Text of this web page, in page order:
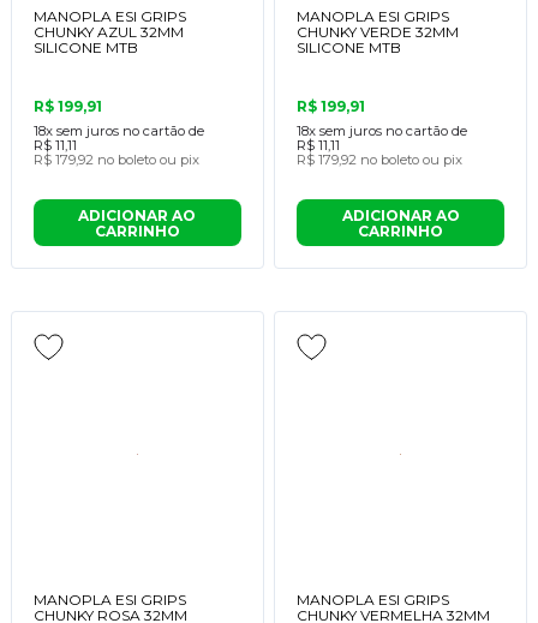
MANOPLA ESI GRIPS
CHUNKY AZUL 32MM
SILICONE MTB
R$ 199,91
18x sem juros no cartão de
R$ 11,11
R$ 179,92 no boleto ou pix
ADICIONAR AO
CARRINHO
MANOPLA ESI GRIPS
CHUNKY VERDE 32MM
SILICONE MTB
R$ 199,91
18x sem juros no cartão de
R$ 11,11
R$ 179,92 no boleto ou pix
ADICIONAR AO
CARRINHO
MANOPLA ESI GRIPS
CHUNKY ROSA 32MM
MANOPLA ESI GRIPS
CHUNKY VERMELHA 32MM